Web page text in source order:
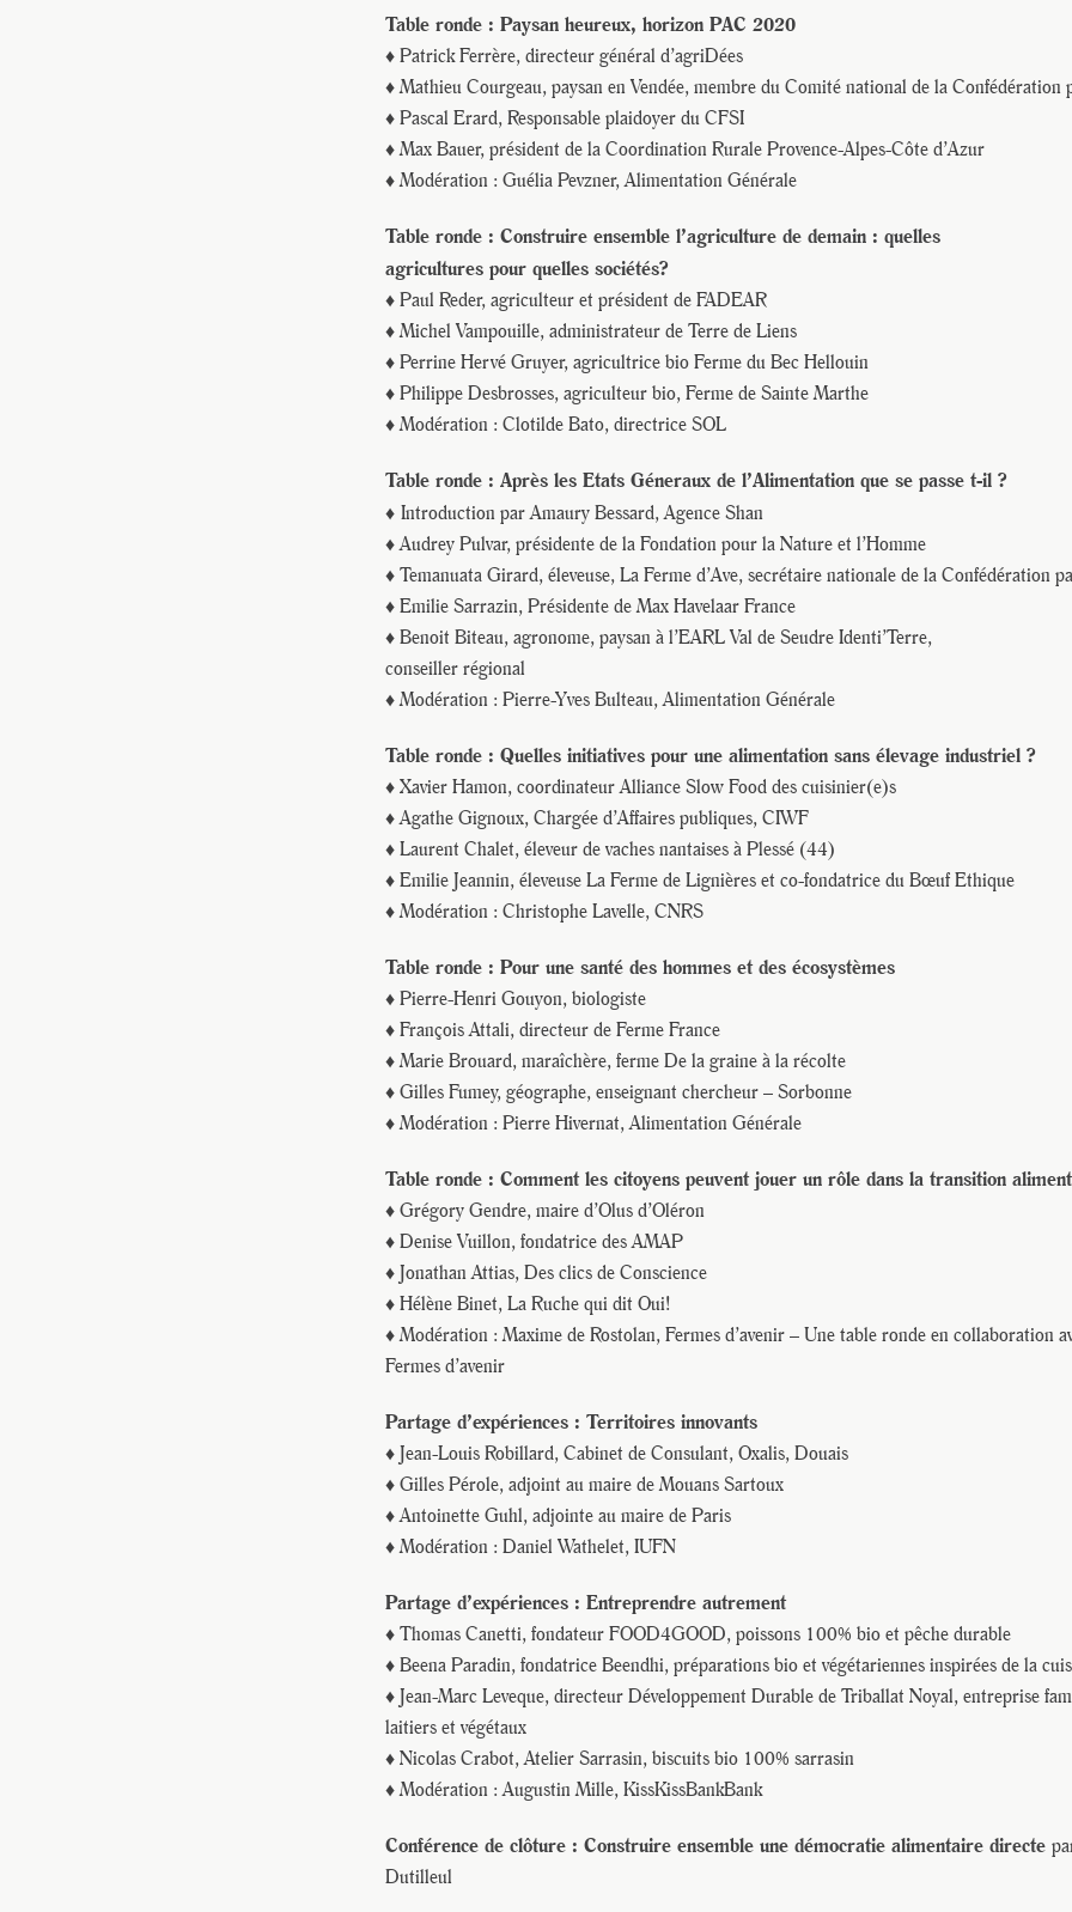
Table ronde : Paysan heureux, horizon PAC 2020
♦ Patrick Ferrère, directeur général d’agriDées
♦ Mathieu Courgeau, paysan en Vendée, membre du Comité national de la Confédération
♦ Pascal Erard, Responsable plaidoyer du CFSI
♦ Max Bauer, président de la Coordination Rurale Provence-Alpes-Côte d’Azur
♦ Modération : Guélia Pevzner, Alimentation Générale
Table ronde : Construire ensemble l’agriculture de demain : quelles
agricultures pour quelles sociétés?
♦ Paul Reder, agriculteur et président de FADEAR
♦ Michel Vampouille, administrateur de Terre de Liens
♦ Perrine Hervé Gruyer, agricultrice bio Ferme du Bec Hellouin
♦ Philippe Desbrosses, agriculteur bio, Ferme de Sainte Marthe
♦ Modération : Clotilde Bato, directrice SOL
Table ronde : Après les Etats Géneraux de l’Alimentation que se passe t-il ?
♦ Introduction par Amaury Bessard, Agence Shan
♦ Audrey Pulvar, présidente de la Fondation pour la Nature et l’Homme
♦ Temanuata Girard, éleveuse, La Ferme d’Ave, secrétaire nationale de la Confédération
♦ Emilie Sarrazin, Présidente de Max Havelaar France
♦ Benoit Biteau, agronome, paysan à l’EARL Val de Seudre Identi’Terre,
conseiller régional
♦ Modération : Pierre-Yves Bulteau, Alimentation Générale
Table ronde : Quelles initiatives pour une alimentation sans élevage industriel ?
♦ Xavier Hamon, coordinateur Alliance Slow Food des cuisinier(e)s
♦ Agathe Gignoux, Chargée d’Affaires publiques, CIWF
♦ Laurent Chalet, éleveur de vaches nantaises à Plessé (44)
♦ Emilie Jeannin, éleveuse La Ferme de Lignières et co-fondatrice du Bœuf Ethique
♦ Modération : Christophe Lavelle, CNRS
Table ronde : Pour une santé des hommes et des écosystèmes
♦ Pierre-Henri Gouyon, biologiste
♦ François Attali, directeur de Ferme France
♦ Marie Brouard, maraîchère, ferme De la graine à la récolte
♦ Gilles Fumey, géographe, enseignant chercheur – Sorbonne
♦ Modération : Pierre Hivernat, Alimentation Générale
Table ronde : Comment les citoyens peuvent jouer un rôle dans la transition
♦ Grégory Gendre, maire d’Olus d’Oléron
♦ Denise Vuillon, fondatrice des AMAP
♦ Jonathan Attias, Des clics de Conscience
♦ Hélène Binet, La Ruche qui dit Oui!
♦ Modération : Maxime de Rostolan, Fermes d’avenir – Une table ronde en collaboration
Fermes d’avenir
Partage d’expériences : Territoires innovants
♦ Jean-Louis Robillard, Cabinet de Consulant, Oxalis, Douais
♦ Gilles Pérole, adjoint au maire de Mouans Sartoux
♦ Antoinette Guhl, adjointe au maire de Paris
♦ Modération : Daniel Wathelet, IUFN
Partage d’expériences : Entreprendre autrement
♦ Thomas Canetti, fondateur FOOD4GOOD, poissons 100% bio et pêche durable
♦ Beena Paradin, fondatrice Beendhi, préparations bio et végétariennes inspirées de la
♦ Jean-Marc Leveque, directeur Développement Durable de Triballat Noyal, entreprise
laitiers et végétaux
♦ Nicolas Crabot, Atelier Sarrasin, biscuits bio 100% sarrasin
♦ Modération : Augustin Mille, KissKissBankBank
Conférence de clôture : Construire ensemble une démocratie alimentaire directe
Dutilleul